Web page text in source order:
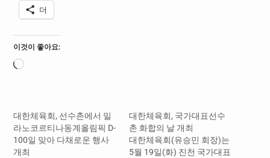
더
이것이 좋아요:
로
대한체육회, 선수촌에서 밀
라노코르티나동계올림픽 D-
100일 맞아 다채로운 행사
개최
대한체육회, 국가대표선수
촌 화합의 날 개최
대한체육회(유승민 회장)는
5월 19일(화) 진천 국가대표